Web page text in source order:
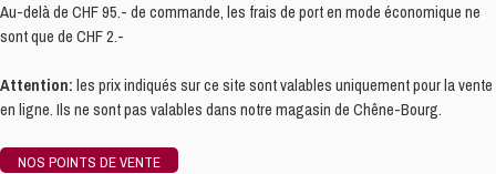
Au-delà de CHF 95.- de commande, les frais de port en mode économique ne
sont que de CHF 2.-
Attention: les prix indiqués sur ce site sont valables uniquement pour la vente
en ligne. Ils ne sont pas valables dans notre magasin de Chêne-Bourg.
NOS POINTS DE VENTE